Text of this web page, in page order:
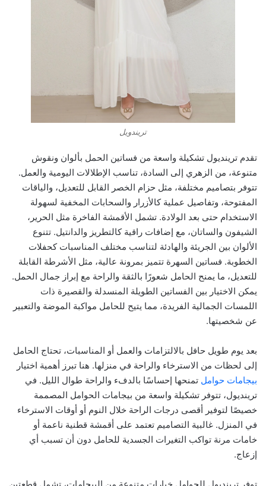
تريندويل
تقدم ترينديول تشكيلة واسعة من فساتين الحمل بألوان ونقوش
متنوعة، من الزهري إلى السادة، تناسب الإطلالات اليومية والعمل.
تتوفر بتصاميم مختلفة، مثل حزام الخصر القابل للتعديل، والياقات
المفتوحة، وتفاصيل عملية كالأزرار والسحابات المخفية لسهولة
الاستخدام حتى بعد الولادة. تشمل الأقمشة الفاخرة مثل الحرير،
الشيفون والساتان، مع إضافات راقية كالتطريز والدانتيل. تتنوع
الألوان بين الجريئة والهادئة لتناسب مختلف المناسبات كحفلات
الخطوبة. فساتين السهرة تتميز بمرونة عالية، مثل الأشرطة القابلة
للتعديل، ما يمنح الحامل شعورًا بالثقة والراحة مع إبراز جمال الحمل.
يمكن الاختيار بين الفساتين الطويلة المنسدلة والقصيرة ذات
اللمسات الجمالية الفريدة، مما يتيح للحامل مواكبة الموضة والتعبير
عن شخصيتها.
بعد يوم طويل حافل بالالتزامات والعمل أو المناسبات، تحتاج الحامل
إلى لحظات من الاسترخاء والراحة في منزلها. هنا تبرز أهمية اختيار
بيجامات حوامل تمنحها إحساسًا بالدفء والراحة طوال الليل. في
ترينديول، تتوفر تشكيلة واسعة من بيجامات الحوامل المصممة
خصيصًا لتوفير أقصى درجات الراحة خلال النوم أو أوقات الاسترخاء
في المنزل. غالبية التصاميم تعتمد على أقمشة قطنية ناعمة أو
خامات مرنة تواكب التغيرات الجسدية للحامل دون أن تسبب أي
إزعاج.